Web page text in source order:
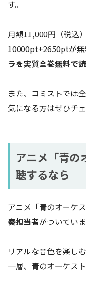
す。
月額11,000円（税込
10000pt+2650ptが無
ラを実質全巻無料で
また、コミストでは
気になる方はぜひチ
アニメ「青の
聴するなら
アニメ「青のオーケ
奏担当者がついていま
リアルな音色を楽し
一層、青のオーケス